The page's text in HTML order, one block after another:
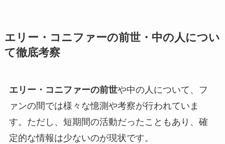
エリー・コニファーの前世・中の人につい
て徹底考察
エリー・コニファーの前世や中の人について、フ
ァンの間では様々な憶測や考察が行われていま
す。ただし、短期間の活動だったこともあり、確
定的な情報は少ないのが現状です。